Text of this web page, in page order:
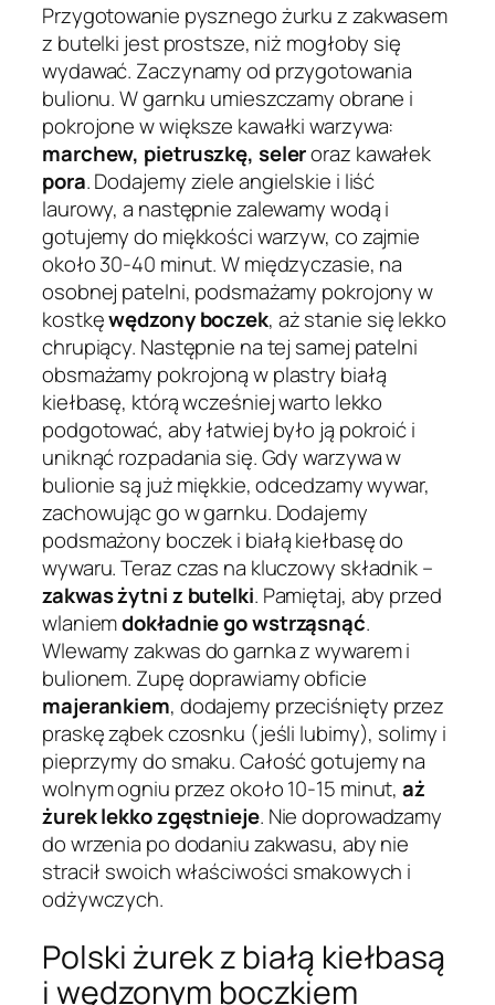
Przygotowanie pysznego żurku z zakwasem
z butelki jest prostsze, niż mogłoby się
wydawać. Zaczynamy od przygotowania
bulionu. W garnku umieszczamy obrane i
pokrojone w większe kawałki warzywa:
marchew, pietruszkę, seleroraz kawałek
pora. Dodajemy ziele angielskie i liść
laurowy, a następnie zalewamy wodą i
gotujemy do miękkości warzyw, co zajmie
około 30-40 minut. W międzyczasie, na
osobnej patelni, podsmażamy pokrojony w
kostkęwędzony boczek, aż stanie się lekko
chrupiący. Następnie na tej samej patelni
obsmażamy pokrojoną w plastry białą
kiełbasę, którą wcześniej warto lekko
podgotować, aby łatwiej było ją pokroić i
uniknąć rozpadania się. Gdy warzywa w
bulionie są już miękkie, odcedzamy wywar,
zachowując go w garnku. Dodajemy
podsmażony boczek i białą kiełbasę do
wywaru. Teraz czas na kluczowy składnik –
zakwas żytni z butelki. Pamiętaj, aby przed
wlaniemdokładnie go wstrząsnąć.
Wlewamy zakwas do garnka z wywarem i
bulionem. Zupę doprawiamy obficie
majerankiem, dodajemy przeciśnięty przez
praskę ząbek czosnku (jeśli lubimy), solimy i
pieprzymy do smaku. Całość gotujemy na
wolnym ogniu przez około 10-15 minut,aż
żurek lekko zgęstnieje. Nie doprowadzamy
do wrzenia po dodaniu zakwasu, aby nie
stracił swoich właściwości smakowych i
odżywczych.
Polski żurek z białą kiełbasą
i wędzonym boczkiem